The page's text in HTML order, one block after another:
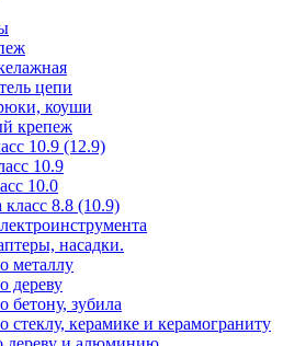
цепи
коуши
крепеж
10.9 (12.9)
10.9
10.0
8.8 (10.9)
насадки.
металлу
дереву
бетону, зубила
стеклу, керамике и керамограниту